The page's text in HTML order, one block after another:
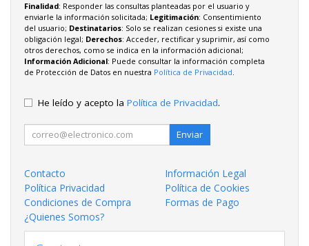
Finalidad: Responder las consultas planteadas por el usuario y
enviarle la información solicitada; Legitimación: Consentimiento
del usuario; Destinatarios: Solo se realizan cesiones si existe una
obligación legal; Derechos: Acceder, rectificar y suprimir, así como
otros derechos, como se indica en la información adicional;
Información Adicional: Puede consultar la información completa
de Protección de Datos en nuestra Política de Privacidad.
He leído y acepto la Política de Privacidad.
Enviar
Contacto
Información Legal
Política Privacidad
Política de Cookies
Condiciones de Compra
Formas de Pago
¿Quienes Somos?